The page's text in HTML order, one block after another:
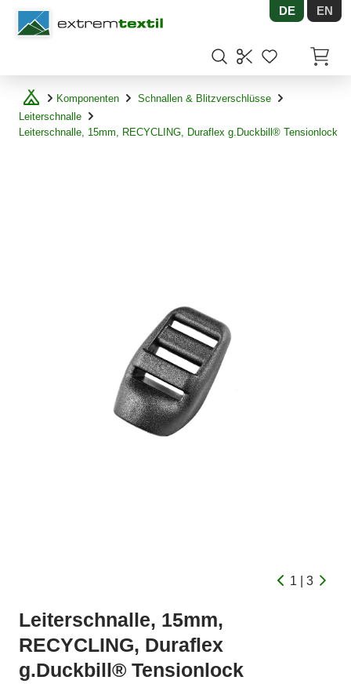
Shopware DE EN
Komponenten
Schnallen & Blitzverschlüsse
Leiterschnalle
Leiterschnalle, 15mm, RECYCLING, Duraflex g.Duckbill® Tensionlock
1 | 3
Leiterschnalle, 15mm,
RECYCLING, Duraflex
g.Duckbill® Tensionlock